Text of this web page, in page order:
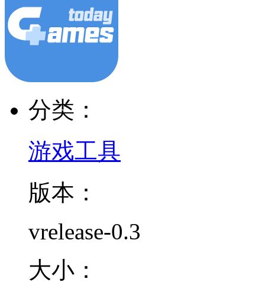
分类：
游戏工具
版本：
vrelease-0.3
大小：